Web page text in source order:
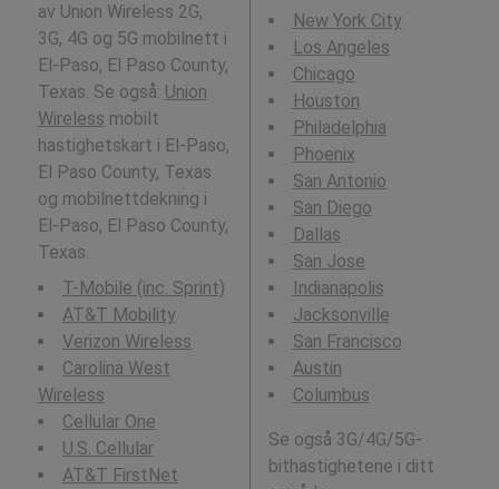
av Union Wireless 2G,
3G, 4G og 5G mobilnett i
El-Paso, El Paso County,
Texas. Se også: Union
Wireless mobilt
hastighetskart i El-Paso,
El Paso County, Texas
og mobilnettdekning i
El-Paso, El Paso County,
Texas.
T-Mobile (inc. Sprint)
AT&T Mobility
Verizon Wireless
Carolina West
Wireless
Cellular One
U.S. Cellular
AT&T FirstNet
New York City
Los Angeles
Chicago
Houston
Philadelphia
Phoenix
San Antonio
San Diego
Dallas
San Jose
Indianapolis
Jacksonville
San Francisco
Austin
Columbus
Se også 3G/4G/5G-
bithastighetene i ditt